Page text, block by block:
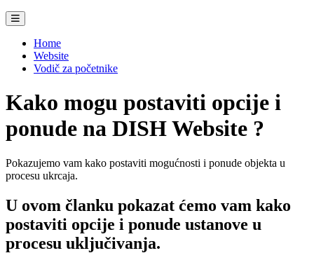
Home
Website
Vodič za početnike
Kako mogu postaviti opcije i
ponude na DISH Website ?
Pokazujemo vam kako postaviti mogućnosti i ponude objekta u
procesu ukrcaja.
U ovom članku pokazat ćemo vam kako
postaviti opcije i ponude ustanove u
procesu uključivanja.